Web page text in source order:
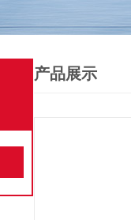
产品展示